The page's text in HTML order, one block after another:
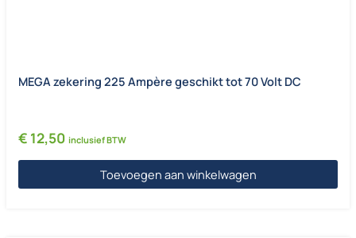
MEGA zekering 225 Ampère geschikt tot 70 Volt DC
€ 12,50 inclusief BTW
Toevoegen aan winkelwagen